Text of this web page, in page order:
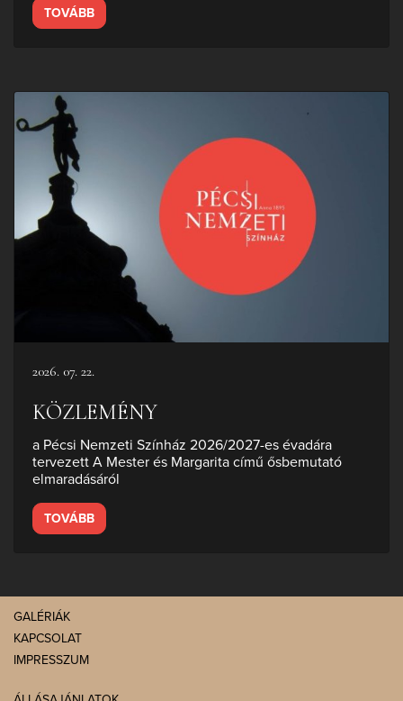
TOVÁBB
2026. 07. 22.
KÖZLEMÉNY
a Pécsi Nemzeti Színház 2026/2027-es évadára
tervezett A Mester és Margarita című ősbemutató
elmaradásáról
TOVÁBB
GALÉRIÁK
KAPCSOLAT
IMPRESSZUM